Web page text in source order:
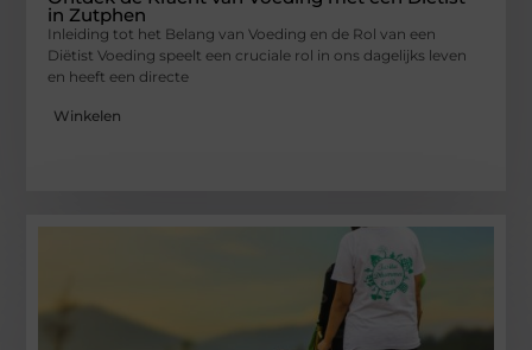
in Zutphen
Inleiding tot het Belang van Voeding en de Rol van een
Diëtist Voeding speelt een cruciale rol in ons dagelijks leven
en heeft een directe
Winkelen